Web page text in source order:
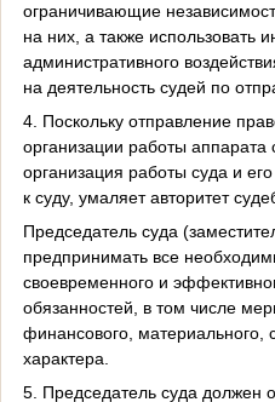
ограничивающие
на них, а также использовать
административного
на деятельность судей по
4. Поскольку отправление
организации работы
организация работы суда и
к суду, умаляет авторитет
Председатель суда
предпринимать все
своевременного и
обязанностей, в том числе
финансового, материального,
характера.
5. Председатель суда должен